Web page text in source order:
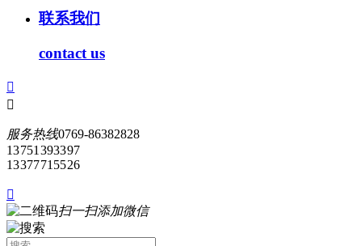
联系我们
contact us


服务热线0769-86382828
13751393397
13377715526

扫一扫添加微信